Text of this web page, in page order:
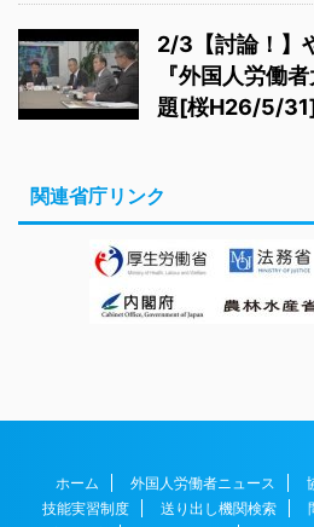
2/3【討論！】
『外国人労働
題[桜H26/5/
関連省庁リンク
ホーム 外国人労働者ニュース
技能実習制度
送り出し機関検索